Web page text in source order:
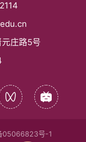
庄路5号
05066823号-1